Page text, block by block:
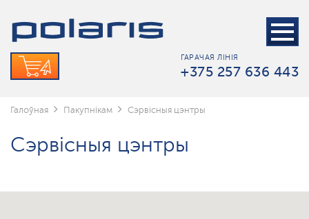
ГАРАЧАЯ ЛІНІЯ
+375 257 636 443
Галоўная Пакупнікам Сэрвісныя цэнтры
Сэрвісныя цэнтры